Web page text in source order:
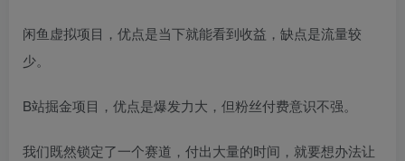
闲鱼虚拟项目，优点是当下就能看到收益，缺点是流量较
少。
B站掘金项目，优点是爆发力大，但粉丝付费意识不强。
我们既然锁定了一个赛道，付出大量的时间，就要想办法让